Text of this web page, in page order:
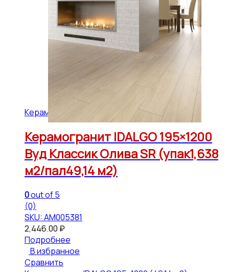
Керамогранит IDALGO 195x1200 (49,14 м2)
Керамогранит IDALGO 195×1200
Вуд Классик Олива SR (упак1,638
м2/пал49,14 м2)
0out of 5
(0)
SKU: АМ005381
2,446.00 ₽
Подробнее
В избранное
Сравнить